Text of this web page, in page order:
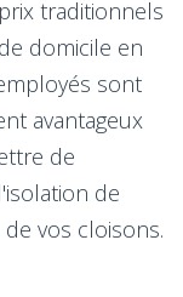
traditionnels
domicile en
sont
avantageux
de
de
vos cloisons.